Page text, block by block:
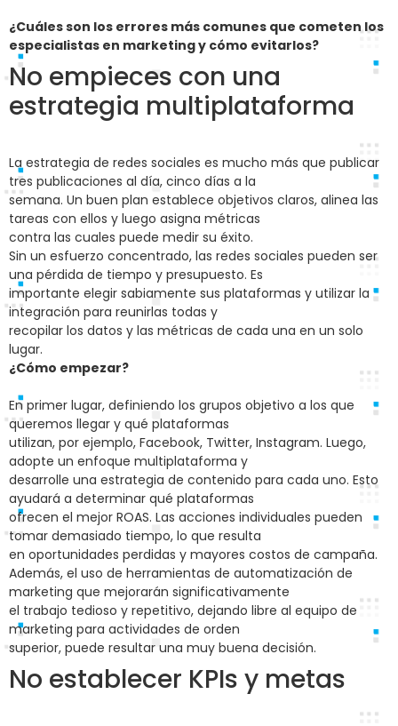
¿Cuáles son los errores más comunes que cometen los
especialistas en marketing y cómo evitarlos?
No empieces con una
estrategia multiplataforma
La estrategia de redes sociales es mucho más que publicar
tres publicaciones al día, cinco días a la
semana. Un buen plan establece objetivos claros, alinea las
tareas con ellos y luego asigna métricas
contra las cuales puede medir su éxito.
Sin un esfuerzo concentrado, las redes sociales pueden ser
una pérdida de tiempo y presupuesto. Es
importante elegir sabiamente sus plataformas y utilizar la
integración para reunirlas todas y
recopilar los datos y las métricas de cada una en un solo
lugar.
¿Cómo empezar?
En primer lugar, definiendo los grupos objetivo a los que
queremos llegar y qué plataformas
utilizan, por ejemplo, Facebook, Twitter, Instagram. Luego,
adopte un enfoque multiplataforma y
desarrolle una estrategia de contenido para cada uno. Esto
ayudará a determinar qué plataformas
ofrecen el mejor ROAS. Las acciones individuales pueden
tomar demasiado tiempo, lo que resulta
en oportunidades perdidas y mayores costos de campaña.
Además, el uso de herramientas de automatización de
marketing que mejorarán significativamente
el trabajo tedioso y repetitivo, dejando libre al equipo de
marketing para actividades de orden
superior, puede resultar una muy buena decisión.
No establecer KPIs y metas